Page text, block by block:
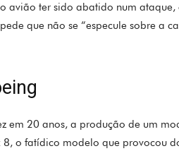
avião ter sido abatido num ataque,
que não se “especule sobre a
em 20 anos, a produção de um
o fatídico modelo que provocou